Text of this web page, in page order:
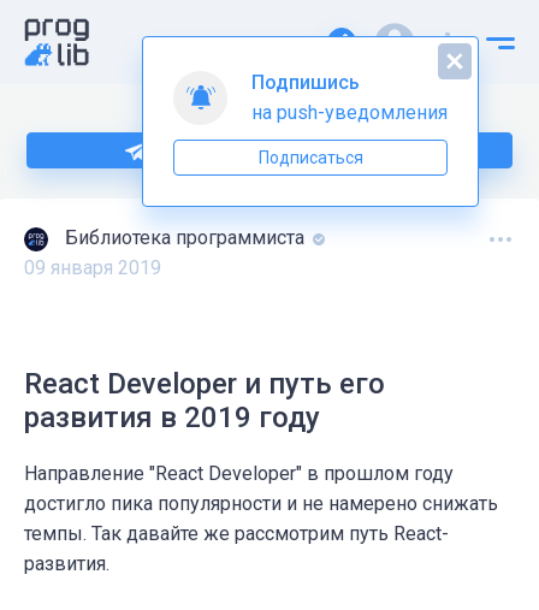
Подпишитесь на нас в Telegram
Библиотека программиста
09 января 2019
React Developer и путь его
развития в 2019 году
Направление "React Developer" в прошлом году
достигло пика популярности и не намерено снижать
темпы. Так давайте же рассмотрим путь React-
развития.
Подпишись
на push-уведомления
Подписаться